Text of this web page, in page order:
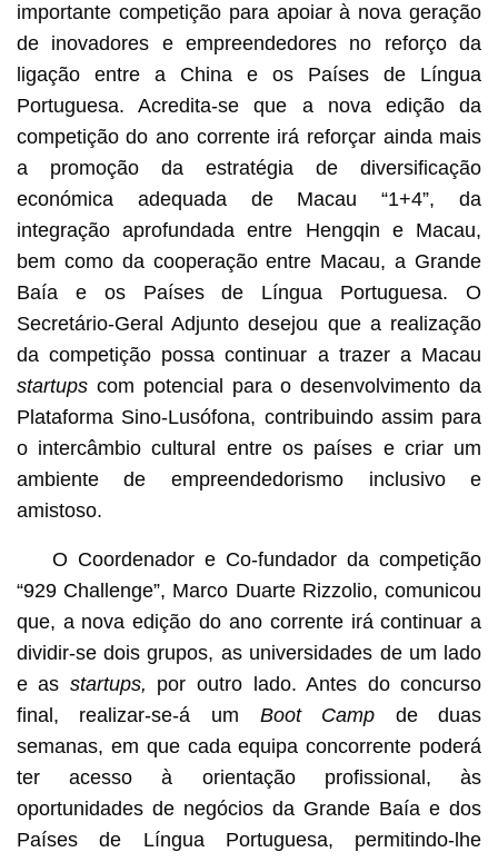
importante competição para apoiar à nova geração
de inovadores e empreendedores no reforço da
ligação entre a China e os Países de Língua
Portuguesa. Acredita-se que a nova edição da
competição do ano corrente irá reforçar ainda mais
a promoção da estratégia de diversificação
económica adequada de Macau “1+4”, da
integração aprofundada entre Hengqin e Macau,
bem como da cooperação entre Macau, a Grande
Baía e os Países de Língua Portuguesa. O
Secretário-Geral Adjunto desejou que a realização
da competição possa continuar a trazer a Macau
startupscom potencial para o desenvolvimento da
Plataforma Sino-Lusófona, contribuindo assim para
o intercâmbio cultural entre os países e criar um
ambiente de empreendedorismo inclusivo e
amistoso.
O Coordenador e Co-fundador da competição
“929 Challenge”, Marco Duarte Rizzolio, comunicou
que, a nova edição do ano corrente irá continuar a
dividir-se dois grupos, as universidades de um lado
e as startups, por outro lado. Antes do concurso
final, realizar-se-á um Boot Camp de duas
semanas, em que cada equipa concorrente poderá
ter acesso à orientação profissional, às
oportunidades de negócios da Grande Baía e dos
Países de Língua Portuguesa, permitindo-lhe